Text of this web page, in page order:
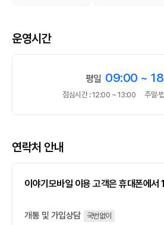
운영시간
평일 09:00 ~
점심시간 : 12:00 ~ 13:00 주말·
연락처 안내
이야기모바일 이용 고객은 휴대폰에서
개통 및 가입상담